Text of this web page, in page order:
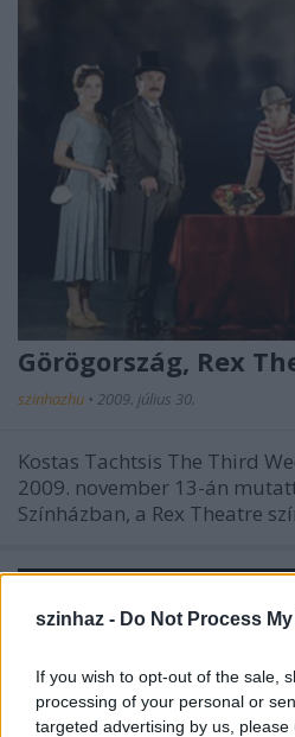
szinhaz - Do Not Process
If you wish to opt-out of the sale,
processing of your personal or
targeted advertising by us,
Görögország, Rex
szinhazhu • 2009. július 30.
Kostas Tachtsis The Third
2009. november 13-án
Színházban, a Rex Theatre